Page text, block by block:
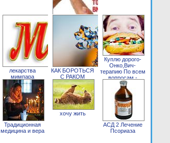
Лечение
онкологии за
рубежом
качественно,
надёжно, по
доступным
ценам!!!
лекарства
мимпара
кетостерил
synocrom
КАК БОРОТЬСЯ
С РАКОМ
МИЕЛОМА.
ЗНАЮ. САМ
БОЛЕЛ...
Куплю дорого-
Онко,Вич-
терапию По всем
вопросам -
писать в личку
andreeff.am@gmail.com
Традиционная
медицина и вера
хочу жить
АСД 2 Лечение
Псориаза